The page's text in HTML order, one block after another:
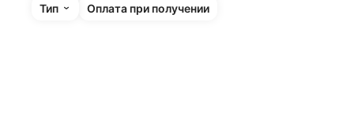
Тип Оплата при получении